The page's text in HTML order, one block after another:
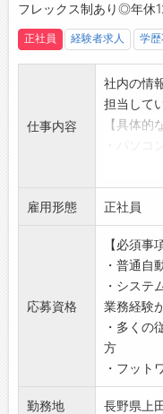
フレックス制あり◎年休
正社員 経験者求人 学歴
仕事内容
社内の情
担当して
【具体的
ＩＴイン
・業務効
推進、導
・ＲＰＡ
・従業員
・ＩＴ
【おすす
☆休みが
連続休暇
ます◎
年次休
【研修制
雇用形態 正社員
応募資格
【必須事
・普通自
・システ
業務経験
・多くの
方
・フット
勤務地 長野県上